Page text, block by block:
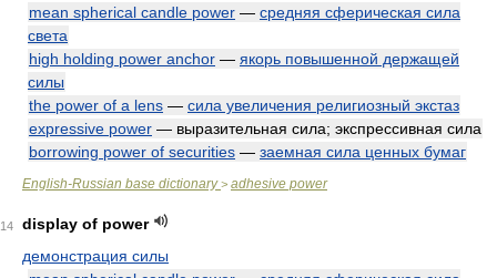
mean spherical candle power — средняя сферическая сила
света
high holding power anchor — якорь повышенной держащей
силы
the power of a lens — сила увеличения религиозный экстаз
expressive power — выразительная сила; экспрессивная сила
borrowing power of securities — заемная сила ценных бумаг
English-Russian base dictionary> adhesive power
14
display of power
демонстрация силы